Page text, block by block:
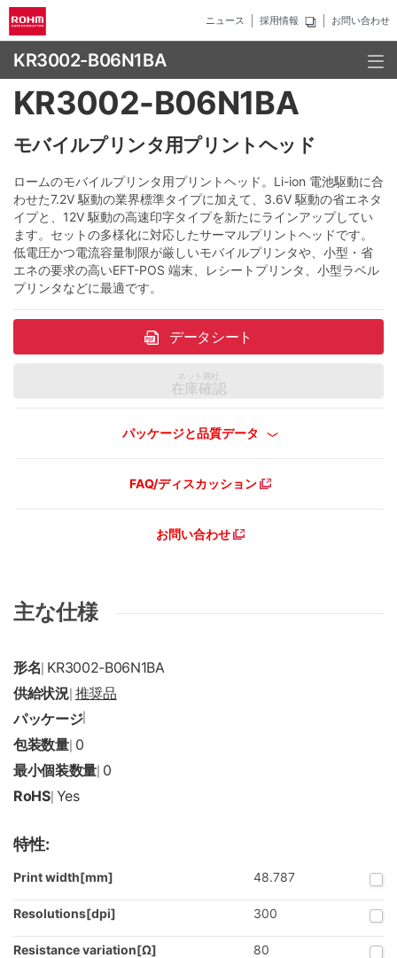
ニュース 採用情報 お問い合わせ
KR3002-B06N1BA
KR3002-B06N1BA
モバイルプリンタ用プリントヘッド
ロームのモバイルプリンタ用プリントヘッド。Li-ion 電池駆動に合
わせた7.2V 駆動の業界標準タイプに加えて、3.6V 駆動の省エネタ
イプと、12V 駆動の高速印字タイプを新たにラインアップしてい
ます。セットの多様化に対応したサーマルプリントヘッドです。
低電圧かつ電流容量制限が厳しいモバイルプリンタや、小型・省
エネの要求の高いEFT-POS 端末、レシートプリンタ、小型ラベル
プリンタなどに最適です。
データシート
ネット商社
在庫確認
パッケージと品質データ
FAQ/ディスカッション
お問い合わせ
主な仕様
形名 KR3002-B06N1BA
供給状況| 推奨品
パッケージ|
包装数量| 0
最小個装数量 0
RoHS| Yes
特性:
Print width[mm] 48.787
Resolutions[dpi] 300
Resistance variation[Ω] 80